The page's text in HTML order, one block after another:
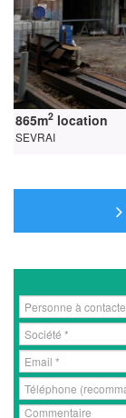
865m2 location
SEVRAI